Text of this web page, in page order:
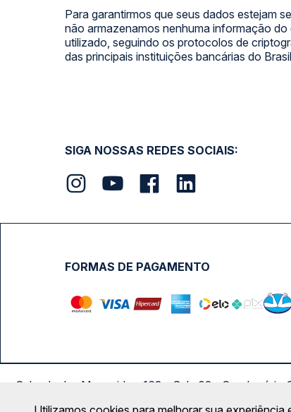
Para garantirmos que seus dados estejam
não armazenamos nenhuma informação
utilizado, seguindo os protocolos de
das principais instituições bancárias do
SIGA NOSSAS REDES SOCIAIS:
FORMAS DE PAGAMENTO
Calçada das Margaridas, 163 - Sala 02 -